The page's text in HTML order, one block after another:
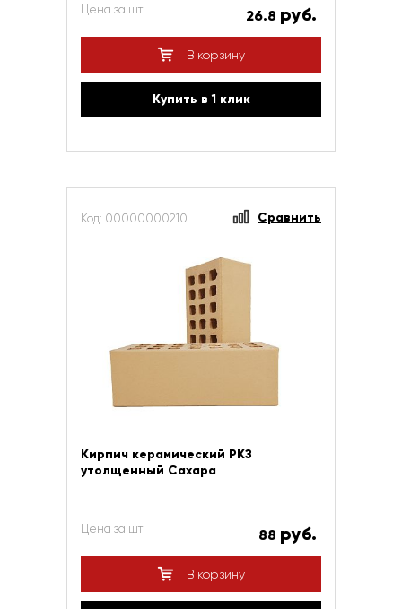
Цена за шт 26.8 руб.
В корзину
Купить в 1 клик
Код: 00000000210 Сравнить
Кирпич керамический РКЗ
утолщенный Сахара
Цена за шт 88 руб.
В корзину